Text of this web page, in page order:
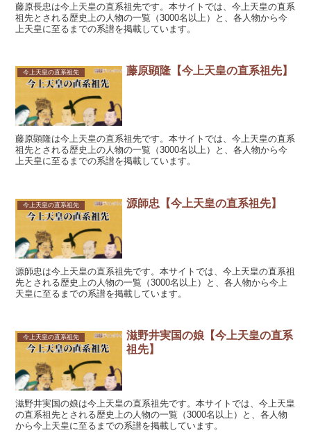
藤原長忠は今上天皇の直系祖先です。本サイトでは、今上天皇の直系
祖先とされる歴史上の人物の一覧（3000名以上）と、各人物から今
上天皇に至るまでの系譜を掲載しています。
今上天皇の直系祖先 藤原顕隆【今上天皇の直系祖先】
藤原顕隆は今上天皇の直系祖先です。本サイトでは、今上天皇の直系
祖先とされる歴史上の人物の一覧（3000名以上）と、各人物から今
上天皇に至るまでの系譜を掲載しています。
今上天皇の直系祖先 源師忠【今上天皇の直系祖先】
源師忠は今上天皇の直系祖先です。本サイトでは、今上天皇の直系祖
先とされる歴史上の人物の一覧（3000名以上）と、各人物から今上
天皇に至るまでの系譜を掲載しています。
今上天皇の直系祖先
滋野井実国の娘【今上天皇の直系
祖先】
滋野井実国の娘は今上天皇の直系祖先です。本サイトでは、今上天皇
の直系祖先とされる歴史上の人物の一覧（3000名以上）と、各人物
から今上天皇に至るまでの系譜を掲載しています。